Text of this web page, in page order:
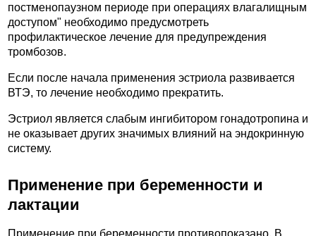
постменопаузном периоде при операциях влагалищным
доступом" необходимо предусмотреть
профилактическое лечение для предупреждения
тромбозов.
Если после начала применения эстриола развивается
ВТЭ, то лечение необходимо прекратить.
Эстриол является слабым ингибитором гонадотропина и
не оказывает других значимых влияний на эндокринную
систему.
Применение при беременности и
лактации
Применение при беременности противопоказано. В